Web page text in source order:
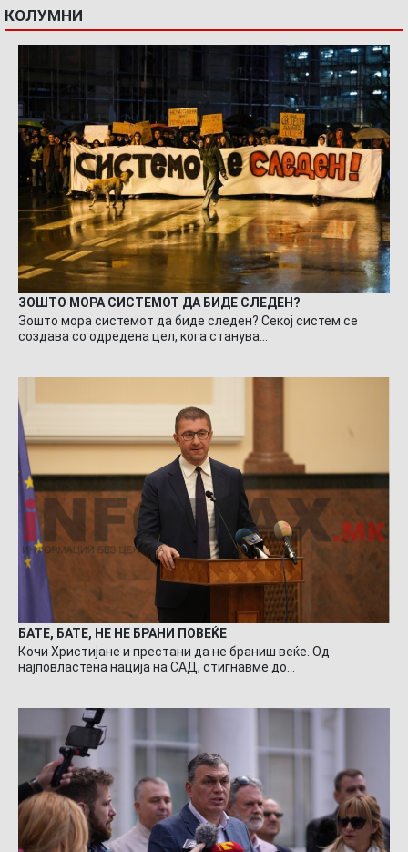
КОЛУМНИ
ЗОШТО МОРА СИСТЕМОТ ДА БИДЕ СЛЕДЕН?
Зошто мора системот да биде следен? Секој систем се
создава со одредена цел, кога станува…
БАТЕ, БАТЕ, НЕ НЕ БРАНИ ПОВЕЌЕ
Кочи Христијане и престани да не браниш веќе. Од
најповластена нација на САД, стигнавме до…